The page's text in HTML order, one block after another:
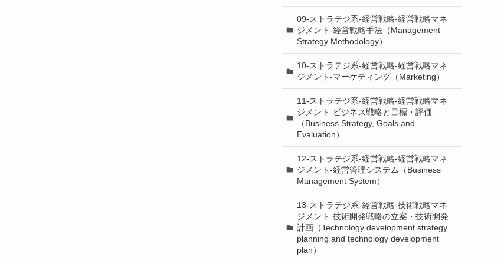
09-ストラテジ系-経営戦略-経営戦略マネ
ジメント-経営戦略手法（Management
Strategy Methodology）
10-ストラテジ系-経営戦略-経営戦略マネ
ジメント-マーケティング（Marketing）
11-ストラテジ系-経営戦略-経営戦略マネ
ジメント-ビジネス戦略と目標・評価
（Business Strategy, Goals and
Evaluation）
12-ストラテジ系-経営戦略-経営戦略マネ
ジメント-経営管理システム（Business
Management System）
13-ストラテジ系-経営戦略-技術戦略マネ
ジメント-技術開発戦略の立案・技術開発
計画（Technology development strategy
planning and technology development
plan）